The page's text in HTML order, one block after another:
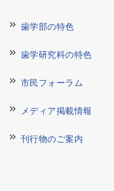
keyboard_double_arrow_right 歯学部の特色
keyboard_double_arrow_right 歯学研究科の特色
keyboard_double_arrow_right 市民フォーラム
keyboard_double_arrow_right メディア掲載情報
keyboard_double_arrow_right 刊行物のご案内